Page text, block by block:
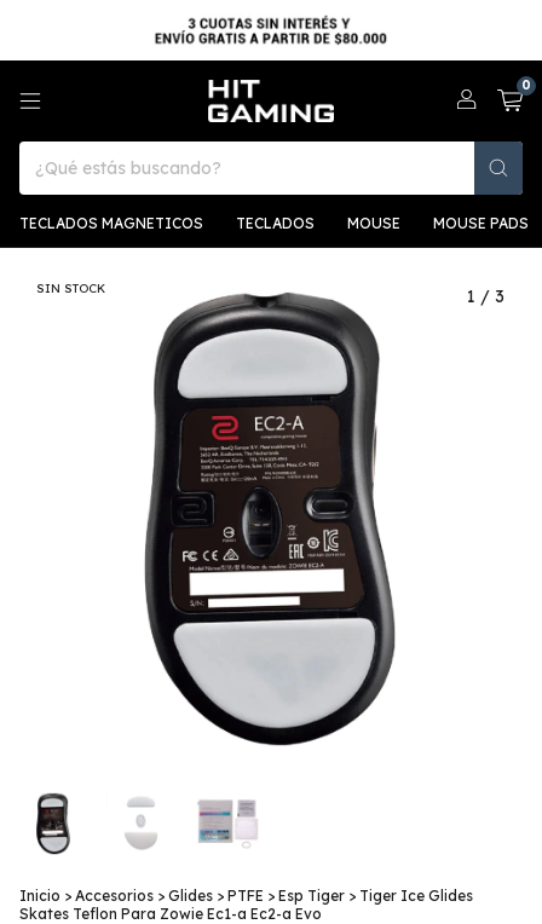
0
TECLADOS MAGNETICOS TECLADOS MOUSE MOUSE PADS
SIN STOCK 1 / 3
Inicio > Accesorios > Glides > PTFE > Esp Tiger > Tiger Ice Glides
Skates Teflon Para Zowie Ec1-a Ec2-a Evo